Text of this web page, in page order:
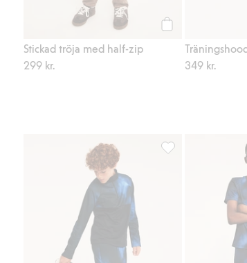
Stickad tröja med half-zip
299 kr.
349 kr.
Mönstrade